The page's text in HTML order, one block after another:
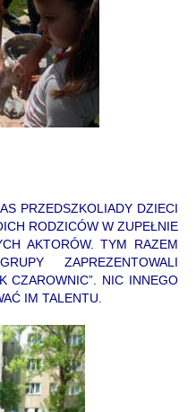
PRZEDSZKOLIADY DZIECI
RODZICÓW W ZUPEŁNIE
AKTORÓW. TYM RAZEM
ZAPREZENTOWALI
CZAROWNIC”. NIC INNEGO
IM TALENTU.